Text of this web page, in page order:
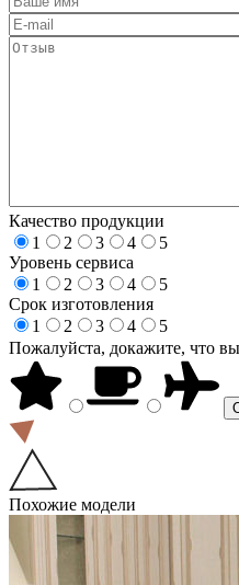
Качество продукции
1
2 3 4
5
Уровень сервиса
1
2 3 4
5
Срок изготовления
1
2 3 4
5
Пожалуйста, докажите, что
Похожие модели